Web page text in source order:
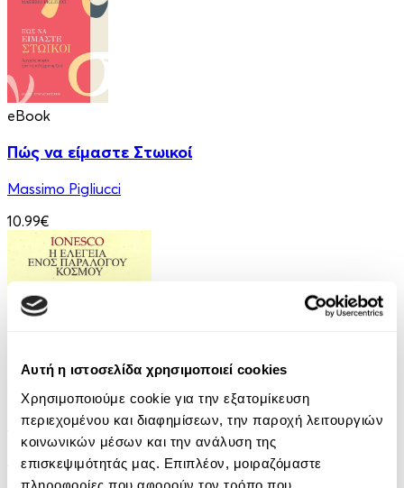
Αυτή η ιστοσελίδα χρησιμοποιεί cookies
Χρησιμοποιούμε cookie για την εξατομίκευση
περιεχομένου και διαφημίσεων, την παροχή λειτουργιών
κοινωνικών μέσων και την ανάλυση της
επισκεψιμότητάς μας. Επιπλέον, μοιραζόμαστε
πληροφορίες που αφορούν τον τρόπο που
eBook
Πώς να είμαστε Στωικοί
Massimo Pigliucci
10.99€
Η Ελεγεία Ενός Παράλογου Κόσμου
Eugene Ionesco